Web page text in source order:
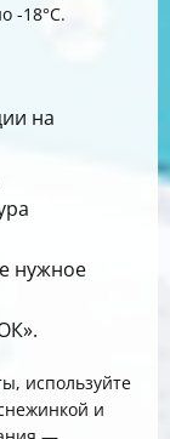
-18°C.
на
нужное
используйте
и